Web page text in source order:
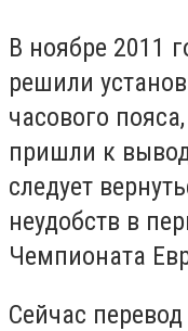
В ноябре 2011
решили
часового
пришли к
следует
неудобств в
Чемпионата
Сейчас